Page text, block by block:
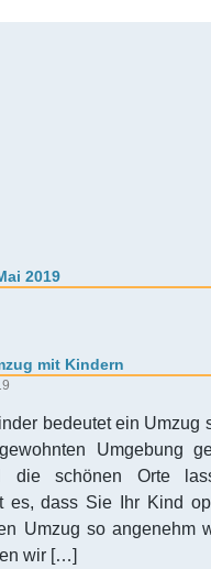
2019
mit Kindern
bedeutet ein Umzug
Umgebung
die schönen Orte
es, dass Sie Ihr Kind
Umzug so angenehm
wir […]